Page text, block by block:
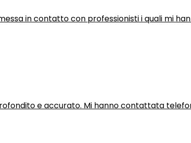
in contatto con professionisti i quali mi
e accurato. Mi hanno contattata